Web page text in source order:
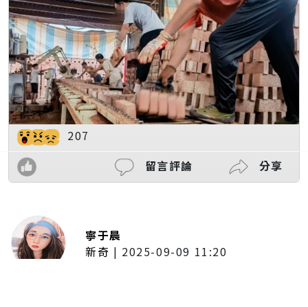
207
留言評論
分享
寧于晨
新奇 | 2025-09-09 11:20